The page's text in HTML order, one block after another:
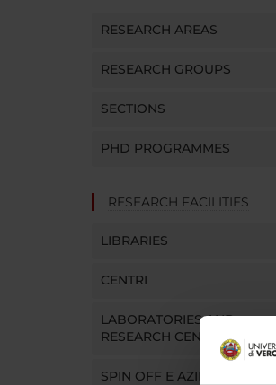
RESEARCH AREAS
RESEARCH GROUPS
SECTIONS
PHD PROGRAMMES
RESEARCH FACILITIES
LIBRARIES
CENTRI
LABORATORIES AND
RESEARCH CENTRES
SPIN OFF E AZIENDE